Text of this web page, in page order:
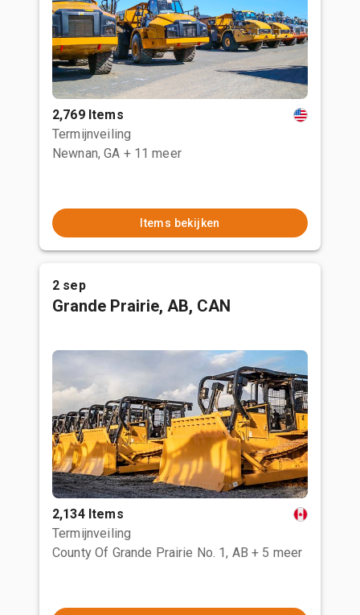
2,769 Items
Termijnveiling
Newnan, GA + 11 meer
Items bekijken
2 sep
Grande Prairie, AB, CAN
2,134 Items
Termijnveiling
County Of Grande Prairie No. 1, AB + 5 meer